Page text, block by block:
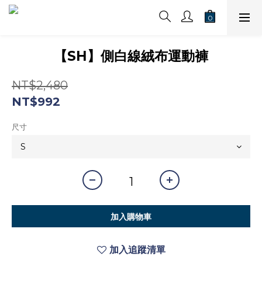
【SH】側白線絨布運動褲
NT$2,480
NT$992
尺寸
加入購物車
加入追蹤清單